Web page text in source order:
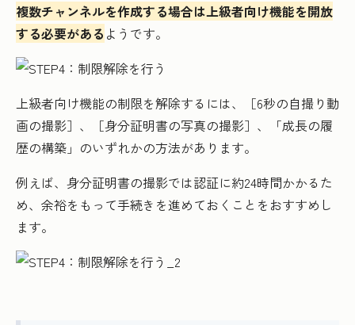
複数チャンネルを作成する場合は上級者向け機能を開放
する必要がある ようです。
上級者向け機能の制限を解除するには、［6秒の自撮り動
画の撮影］、［身分証明書の写真の撮影］、「成長の履
歴の構築」のいずれかの方法があります。
例えば、身分証明書の撮影では認証に約24時間かかるた
め、余裕をもって手続きを進めておくことをおすすめし
ます。